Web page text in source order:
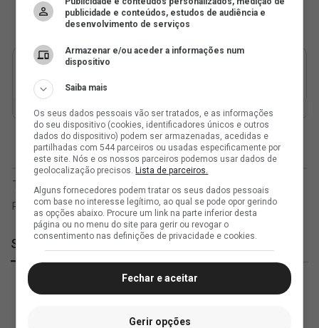
SuperVasco
publicidade e conteúdos, estudos de audiência e
desenvolvimento de serviços
Armazenar e/ou aceder a informações num
dispositivo
Saiba mais
Os seus dados pessoais vão ser tratados, e as informações
do seu dispositivo (cookies, identificadores únicos e outros
dados do dispositivo) podem ser armazenadas, acedidas e
partilhadas com 544 parceiros ou usadas especificamente por
este site. Nós e os nossos parceiros podemos usar dados de
geolocalização precisos. Lista de parceiros.
Alguns fornecedores podem tratar os seus dados pessoais
com base no interesse legítimo, ao qual se pode opor gerindo
as opções abaixo. Procure um link na parte inferior desta
página ou no menu do site para gerir ou revogar o
consentimento nas definições de privacidade e cookies.
Fechar e aceitar
Gerir opções